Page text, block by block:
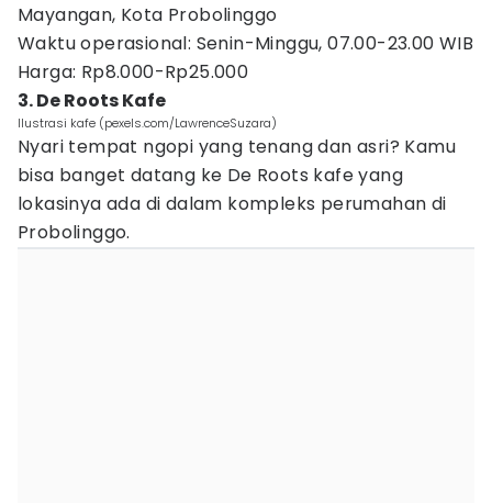
Mayangan, Kota Probolinggo
Waktu operasional: Senin-Minggu, 07.00-23.00 WIB
Harga: Rp8.000-Rp25.000
3. De Roots Kafe
Ilustrasi kafe (pexels.com/LawrenceSuzara)
Nyari tempat ngopi yang tenang dan asri? Kamu
bisa banget datang ke De Roots kafe yang
lokasinya ada di dalam kompleks perumahan di
Probolinggo.